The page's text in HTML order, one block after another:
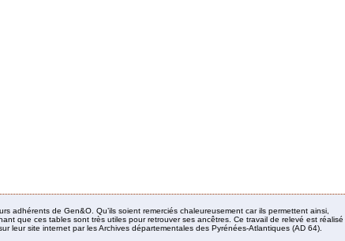
adhérents de Gen&O. Qu’ils soient remerciés chaleureusement car ils permettent ainsi,
que ces tables sont très utiles pour retrouver ses ancêtres. Ce travail de relevé est réalisé
leur site internet par les Archives départementales des Pyrénées-Atlantiques (AD 64).